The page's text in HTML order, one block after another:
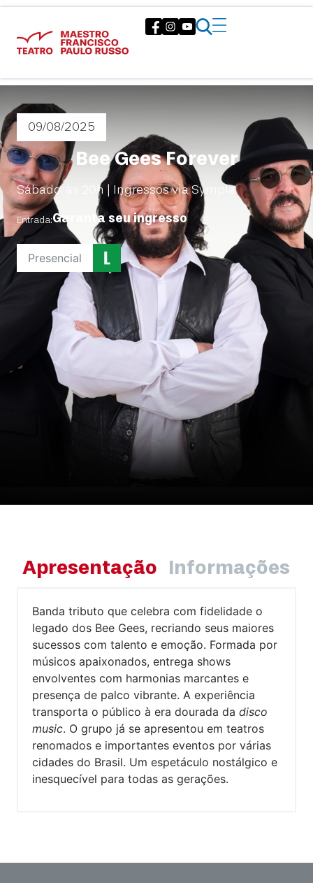
09/08/2025
Bee Gees Forever
Sábado, às 20h | Ingressos via Sympla
Entrada:Garanta seu ingresso
Presencial
Apresentação Informações
Banda tributo que celebra com fidelidade o
legado dos Bee Gees, recriando seus maiores
sucessos com talento e emoção. Formada por
músicos apaixonados, entrega shows
envolventes com harmonias marcantes e
presença de palco vibrante. A experiência
transporta o público à era dourada da disco
music. O grupo já se apresentou em teatros
renomados e importantes eventos por várias
cidades do Brasil. Um espetáculo nostálgico e
inesquecível para todas as gerações.